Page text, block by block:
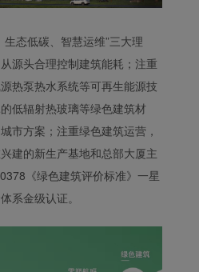
生态低碳、智慧运维”三大理
源头合理控制建筑能耗；注重
热泵热水系统等可再生能源技
低辐射热玻璃等绿色建筑材
市方案；注重绿色建筑运营，
建的新生产基地和总部大厦主
《绿色建筑评价标准》一星
系金级认证。